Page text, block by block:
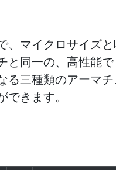
、マイクロサイズ
と同一の、高性能
る三種類のアーマ
きます。